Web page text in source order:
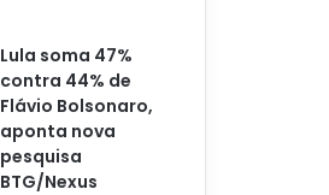
Lula soma 47%
contra 44% de
Flávio Bolsonaro,
aponta nova
pesquisa
BTG/Nexus